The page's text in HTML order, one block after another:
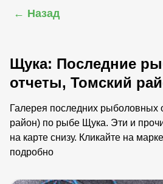
← Назад
Щука: Последние
отчеты, Томский
Галерея последних рыболовных
район) по рыбе Щука. Эти и
на карте снизу. Кликайте на
подробно